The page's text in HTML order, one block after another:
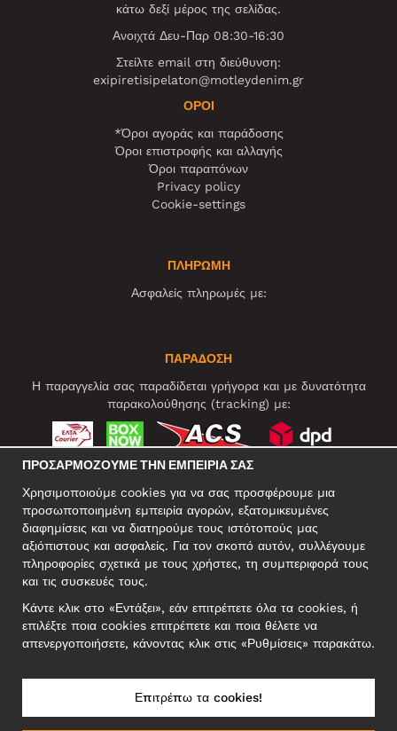
κάτω δεξί μέρος της σελίδας.
Ανοιχτά Δευ-Παρ 08:30-16:30
Στείλτε email στη διεύθυνση:
exipiretisipelaton@motleydenim.gr
ΌΡΟΙ
*Όροι αγοράς και παράδοσης
Όροι επιστροφής και αλλαγής
Όροι παραπόνων
Privacy policy
Cookie-settings
ΠΛΗΡΩΜΗ
Ασφαλείς πληρωμές με:
ΠΑΡΑΔΟΣΗ
Η παραγγελία σας παραδίδεται γρήγορα και με δυνατότητα
παρακολούθησης (tracking) με:
ΕΠΑΓΓΕΛΜΑΤΙΚΗ ΔΙΕΥΘΥΝΣΗ
Motley Denim Europe OÜ
Reg: 12356245
ΣΗΜΕΙΩΣΗ! Μη στέλνετε επιστρεφόμενα προϊόντα σε αυτήν τη
ΠΡΟΣΑΡΜΌΖΟΥΜΕ ΤΗΝ ΕΜΠΕΙΡΊΑ ΣΑΣ
Χρησιμοποιούμε cookies για να σας προσφέρουμε μια
προσωποποιημένη εμπειρία αγορών, εξατομικευμένες
διαφημίσεις και να διατηρούμε τους ιστότοπούς μας
αξιόπιστους και ασφαλείς. Για τον σκοπό αυτόν, συλλέγουμε
πληροφορίες σχετικά με τους χρήστες, τη συμπεριφορά τους
και τις συσκευές τους.
Κάντε κλικ στο «Εντάξει», εάν επιτρέπετε όλα τα cookies, ή
επιλέξτε ποια cookies επιτρέπετε και ποια θέλετε να
απενεργοποιήσετε, κάνοντας κλικ στις «Ρυθμίσεις» παρακάτω.
Επιτρέπω τα cookies!